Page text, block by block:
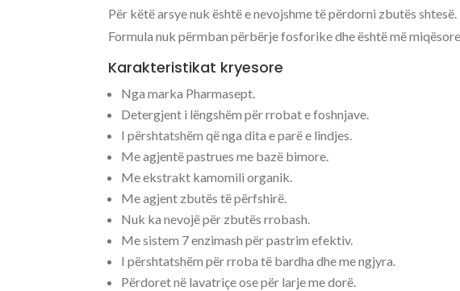
Për këtë arsye nuk është e nevojshme të përdorni zbutës shtesë.
Formula nuk përmban përbërje fosforike dhe është më
Karakteristikat kryesore
Nga marka Pharmasept.
Detergjent i lëngshëm për rrobat e foshnjave.
I përshtatshëm që nga dita e parë e lindjes.
Me agjentë pastrues me bazë bimore.
Me ekstrakt kamomili organik.
Me agjent zbutës të përfshirë.
Nuk ka nevojë për zbutës rrobash.
Me sistem 7 enzimash për pastrim efektiv.
I përshtatshëm për rroba të bardha dhe me ngjyra.
Përdoret në lavatriçe ose për larje me dorë.